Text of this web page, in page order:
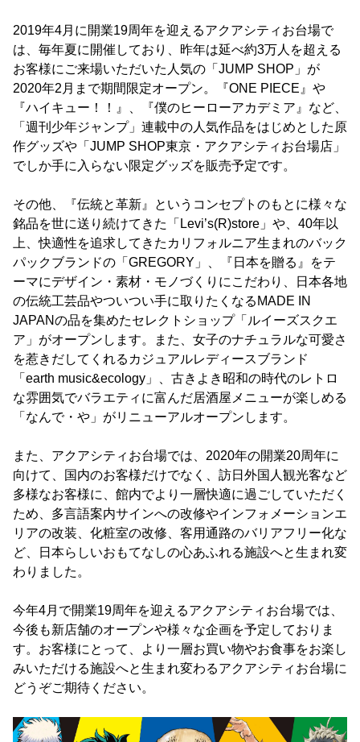
2019年4月に開業19周年を迎えるアクアシティお台場で
は、毎年夏に開催しており、昨年は延べ約3万人を超える
お客様にご来場いただいた人気の「JUMP SHOP」が
2020年2月まで期間限定オープン。『ONE PIECE』や
『ハイキュー！！』、『僕のヒーローアカデミア』など、
「週刊少年ジャンプ」連載中の人気作品をはじめとした原
作グッズや「JUMP SHOP東京・アクアシティお台場店」
でしか手に入らない限定グッズを販売予定です。
その他、『伝統と革新』というコンセプトのもとに様々な
銘品を世に送り続けてきた「Levi’s(R)store」や、40年以
上、快適性を追求してきたカリフォルニア生まれのバック
パックブランドの「GREGORY」、『日本を贈る』をテ
ーマにデザイン・素材・モノづくりにこだわり、日本各地
の伝統工芸品やついつい手に取りたくなるMADE IN
JAPANの品を集めたセレクトショップ「ルイーズスクエ
ア」がオープンします。また、女子のナチュラルな可愛さ
を惹きだしてくれるカジュアルレディースブランド
「earth music&ecology」、古きよき昭和の時代のレトロ
な雰囲気でバラエティに富んだ居酒屋メニューが楽しめる
「なんで・や」がリニューアルオープンします。
また、アクアシティお台場では、2020年の開業20周年に
向けて、国内のお客様だけでなく、訪日外国人観光客など
多様なお客様に、館内でより一層快適に過ごしていただく
ため、多言語案内サインへの改修やインフォメーションエ
リアの改装、化粧室の改修、客用通路のバリアフリー化な
ど、日本らしいおもてなしの心あふれる施設へと生まれ変
わりました。
今年4月で開業19周年を迎えるアクアシティお台場では、
今後も新店舗のオープンや様々な企画を予定しておりま
す。お客様にとって、より一層お買い物やお食事をお楽し
みいただける施設へと生まれ変わるアクアシティお台場に
どうぞご期待ください。